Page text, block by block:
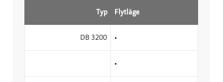
Typ Flytläge
DB 3200 •
•